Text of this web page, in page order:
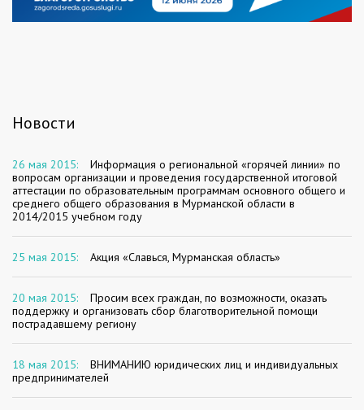
Новости
26 мая 2015:
Информация о региональной «горячей линии» по
вопросам организации и проведения государственной итоговой
аттестации по образовательным программам основного общего и
среднего общего образования в Мурманской области в
2014/2015 учебном году
25 мая 2015: Акция «Славься, Мурманская область»
20 мая 2015:
Просим всех граждан, по возможности, оказать
поддержку и организовать сбор благотворительной помощи
пострадавшему региону
18 мая 2015:
ВНИМАНИЮ юридических лиц и индивидуальных
предпринимателей